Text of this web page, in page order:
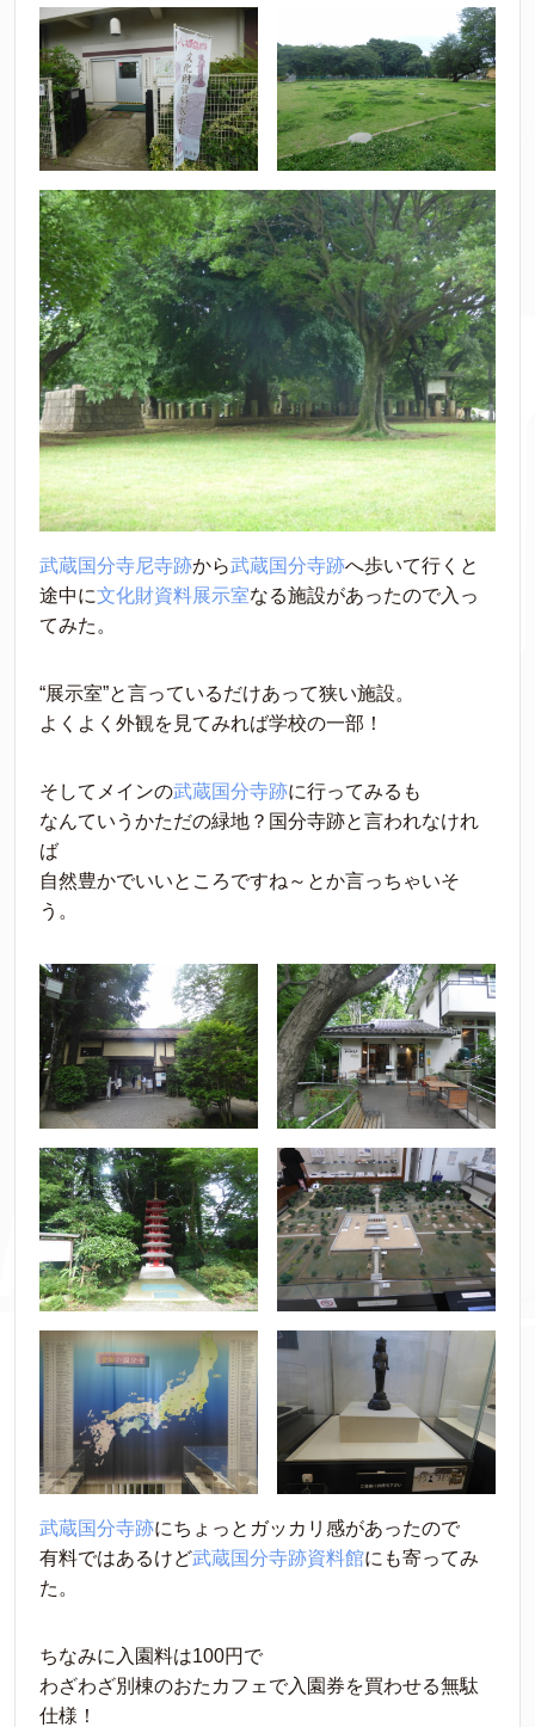
武蔵国分寺尼寺跡から武蔵国分寺跡へ歩いて行くと
途中に文化財資料展示室なる施設があったので入っ
てみた。
“展示室”と言っているだけあって狭い施設。
よくよく外観を見てみれば学校の一部！
そしてメインの武蔵国分寺跡に行ってみるも
なんていうかただの緑地？国分寺跡と言われなけれ
ば
自然豊かでいいところですね～とか言っちゃいそ
う。
武蔵国分寺跡にちょっとガッカリ感があったので
有料ではあるけど武蔵国分寺跡資料館にも寄ってみ
た。
ちなみに入園料は100円で
わざわざ別棟のおたカフェで入園券を買わせる無駄
仕様！